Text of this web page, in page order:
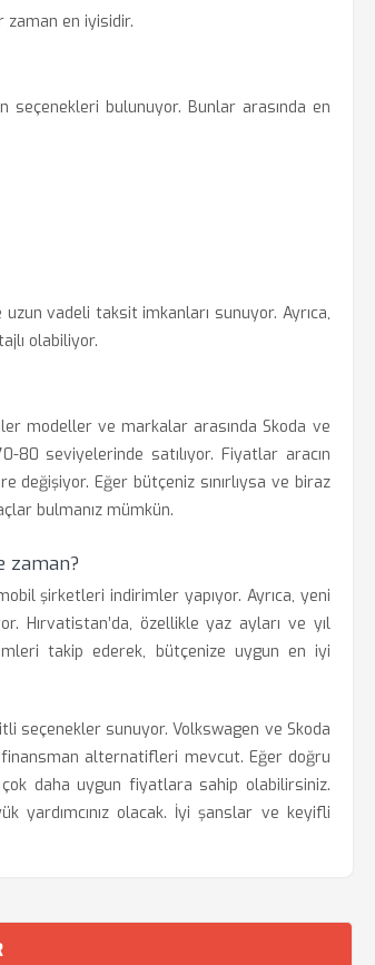
zaman en iyisidir.
bulunuyor. Bunlar arasında en
vadeli taksit imkanları sunuyor. Ayrıca,
olabiliyor.
modeller ve markalar arasında Skoda ve
80 seviyelerinde satılıyor. Fiyatlar aracın
Eğer bütçeniz sınırlıysa ve biraz
bulmanız mümkün.
zaman?
şirketleri indirimler yapıyor. Ayrıca, yeni
Hırvatistan’da, özellikle yaz ayları ve yıl
takip ederek, bütçenize uygun en iyi
seçenekler sunuyor. Volkswagen ve Skoda
alternatifleri mevcut. Eğer doğru
daha uygun fiyatlara sahip olabilirsiniz.
yardımcınız olacak. İyi şanslar ve keyifli